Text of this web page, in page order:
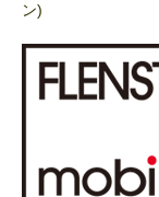
ン)